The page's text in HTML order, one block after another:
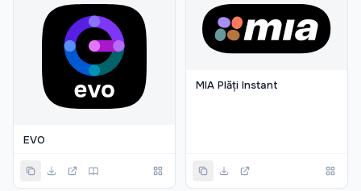
EVO
MIA Plăți Instant